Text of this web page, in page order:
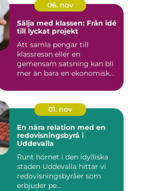
06. nov
Sälja med klassen: Från idé
till lyckat projekt
Att samla pengar till
klassresan eller en
gemensam satsning kan bli
mer än bara en ekonomisk
01. nov
En nära relation med en
redovisningsbyrå i
Uddevalla
Runt hörnet i den idylliska
staden Uddevalla hittar vi
redovisningsbyråer som
erbjuder pe...